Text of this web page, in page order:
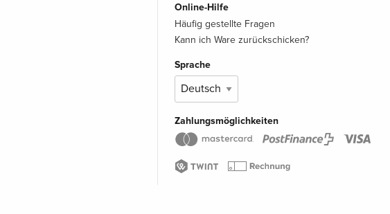
Online-Hilfe
Häufig gestellte Fragen
Kann ich Ware zurückschicken?
Sprache
Zahlungsmöglichkeiten